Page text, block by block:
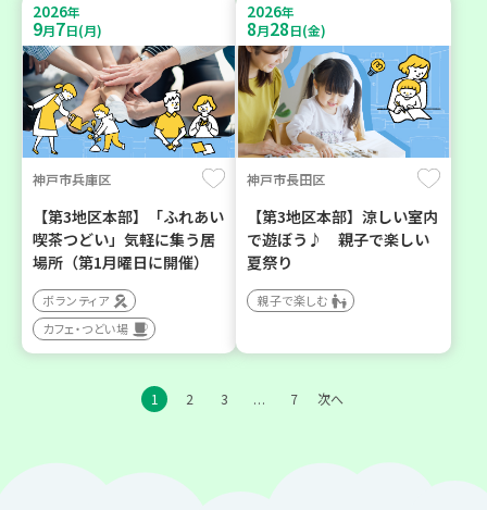
2026年
9月7日(月)
神戸市兵庫区
【第3地区本部】「ふれあい
喫茶つどい」気軽に集う居
場所（第1月曜日に開催）
ボランティア
カフェ・つどい場
2026年
8月28日(金)
神戸市長田区
【第3地区本部】涼しい室内
で遊ぼう♪ 親子で楽しい
夏祭り
親子で楽しむ
1 2 3 … 7 次へ